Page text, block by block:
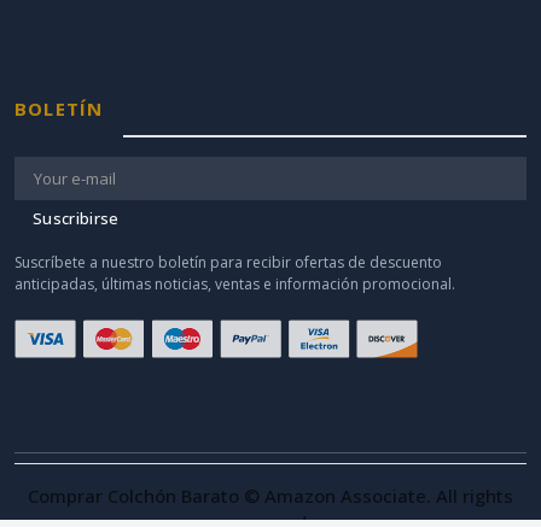
BOLETÍN
Suscribirse
Suscríbete a nuestro boletín para recibir ofertas de descuento
anticipadas, últimas noticias, ventas e información promocional.
Comprar Colchón Barato © Amazon Associate. All rights
reserved.